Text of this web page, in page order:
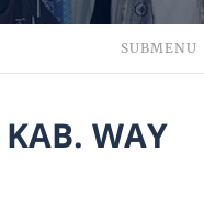
SUBMENU
WAY